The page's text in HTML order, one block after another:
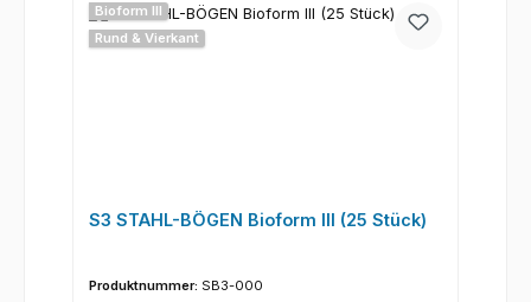
Bioform III
Rund & Vierkant
S3 STAHL-BÖGEN Bioform III (25 Stück)
Produktnummer: SB3-000